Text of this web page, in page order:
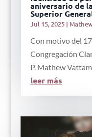
aniversario de
Superior
Jul 15, 2025|
Con motivo del
Congregación
P. Mathew
leer más